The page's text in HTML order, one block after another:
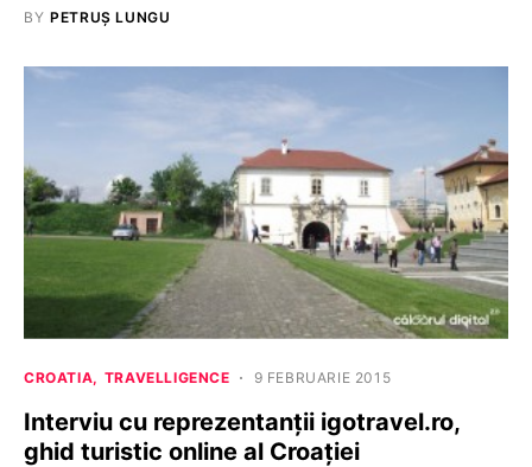
BY PETRUȘ LUNGU
CROATIA TRAVELLIGENCE 9 FEBRUARIE 2015
Interviu cu reprezentanții igotravel.ro,
ghid turistic online al Croației